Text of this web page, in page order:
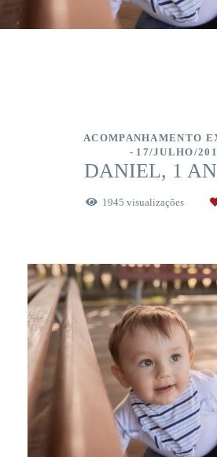
ACOMPANHAMENTO
17/JULHO/
DANIEL, 1
1945 visualizações